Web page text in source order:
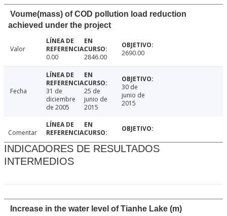
Voume(mass) of COD pollution load reduction
achieved under the project
Valor
0.00
2846.00 2690.00
Fecha
31 de
diciembre
de 2005
25 de
junio de
2015
30 de
junio de
2015
Comentar
INDICADORES DE RESULTADOS
INTERMEDIOS
Increase in the water level of Tianhe Lake (m)